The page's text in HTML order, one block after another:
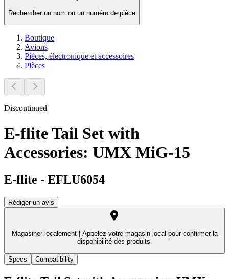
Rechercher un nom ou un numéro de pièce
Boutique
Avions
Pièces, électronique et accessoires
Pièces
Discontinued
E-flite Tail Set with
Accessories: UMX MiG-15
E-flite - EFLU6054
Rédiger un avis
Magasiner localement |
Appelez votre magasin local pour confirmer la
disponibilité des produits.
Specs Compatibility